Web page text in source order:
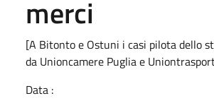
merci
[A Bitonto e Ostuni i casi pilota dello
da Unioncamere Puglia e
Data :